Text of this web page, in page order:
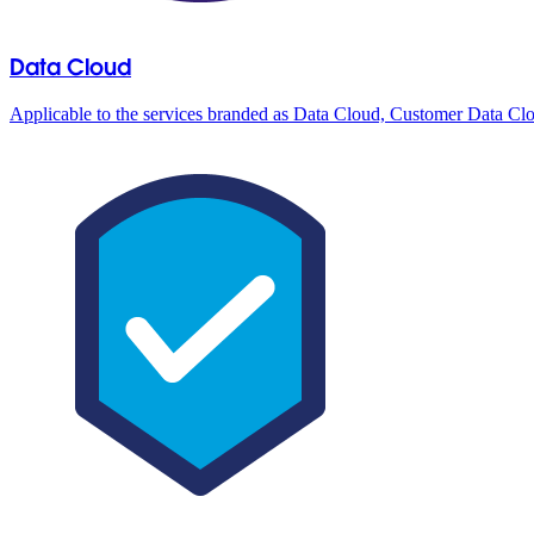
Data Cloud
Applicable to the services branded as Data Cloud, Customer Data